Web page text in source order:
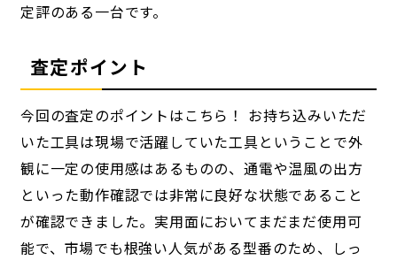
定評のある一台です。
査定ポイント
今回の査定のポイントはこちら！ お持ち込みいただ
いた工具は現場で活躍していた工具ということで外
観に一定の使用感はあるものの、通電や温風の出方
といった動作確認では非常に良好な状態であること
が確認できました。実用面においてまだまだ使用可
能で、市場でも根強い人気がある型番のため、しっ